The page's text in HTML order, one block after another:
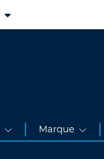
Marque